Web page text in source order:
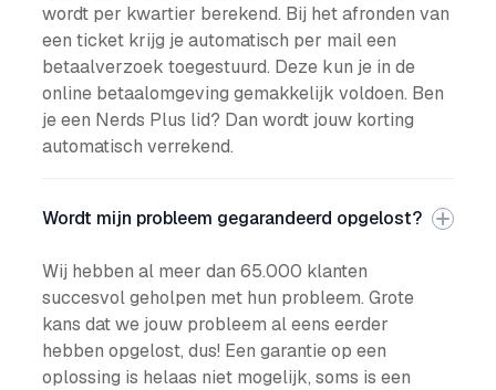
wordt per kwartier berekend. Bij het afronden van
een ticket krijg je automatisch per mail een
betaalverzoek toegestuurd. Deze kun je in de
online betaalomgeving gemakkelijk voldoen. Ben
je een Nerds Plus lid? Dan wordt jouw korting
automatisch verrekend.
Wordt mijn probleem gegarandeerd opgelost?
Wij hebben al meer dan 65.000 klanten
succesvol geholpen met hun probleem. Grote
kans dat we jouw probleem al eens eerder
hebben opgelost, dus! Een garantie op een
oplossing is helaas niet mogelijk, soms is een